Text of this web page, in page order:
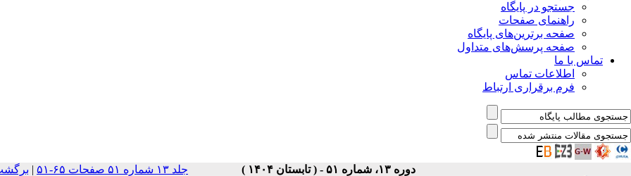
جستجو در پایگاه
راهنمای صفحات
صفحه برترین‌های پایگاه
صفحه پرسش‌های متداول
تماس با ما
اطلاعات تماس
فرم برقراری ارتباط
دوره ۱۳، شماره ۵۱ - ( تابستان ۱۴۰۴ ) جلد ۱۳ شماره ۵۱ صفحات ۶۵-۵۱ |